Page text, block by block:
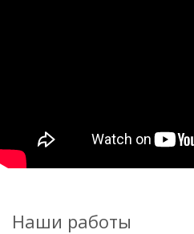
Наши работы